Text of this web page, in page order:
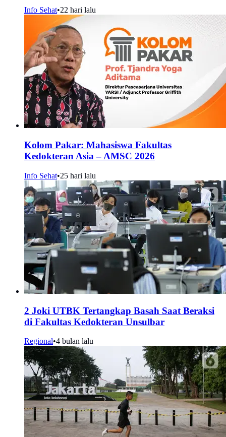
Info Sehat•22 hari lalu
Kolom Pakar: Mahasiswa Fakultas
Kedokteran Asia – AMSC 2026
Info Sehat•25 hari lalu
2 Joki UTBK Tertangkap Basah Saat Beraksi
di Fakultas Kedokteran Unsulbar
Regional•4 bulan lalu